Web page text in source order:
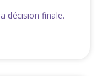
décision finale.